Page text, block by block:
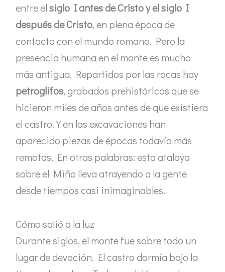
entre elsiglo I antes de Cristo y el siglo I
después de Cristo, en plena época de
contacto con el mundo romano. Pero la
presencia humana en el monte es mucho
más antigua. Repartidos por las rocas hay
petroglifos, grabados prehistóricos que se
hicieron miles de años antes de que existiera
el castro. Y en las excavaciones han
aparecido piezas de épocas todavía más
remotas. En otras palabras: esta atalaya
sobre el Miño lleva atrayendo a la gente
desde tiempos casi inimaginables.
Cómo salió a la luz
Durante siglos, el monte fue sobre todo un
lugar de devoción. El castro dormía bajo la